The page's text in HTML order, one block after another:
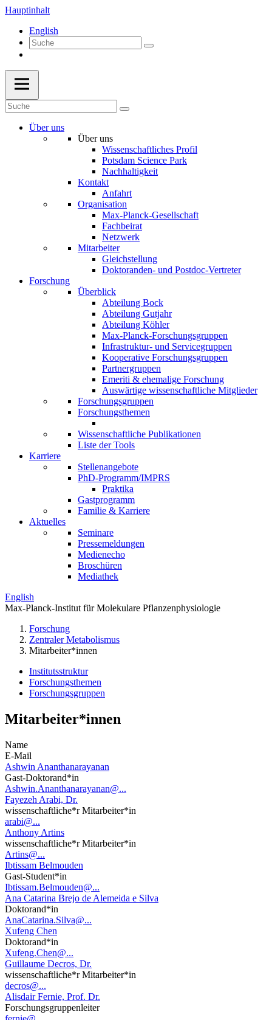
Hauptinhalt
English
Über uns
Über uns
Wissenschaftliches Profil
Potsdam Science Park
Nachhaltigkeit
Kontakt
Anfahrt
Organisation
Max-Planck-Gesellschaft
Fachbeirat
Netzwerk
Mitarbeiter
Gleichstellung
Doktoranden- und Postdoc-Vertreter
Forschung
Überblick
Abteilung Bock
Abteilung Gutjahr
Abteilung Köhler
Max-Planck-Forschungsgruppen
Infrastruktur- und Servicegruppen
Kooperative Forschungsgruppen
Partnergruppen
Emeriti & ehemalige Forschung
Auswärtige wissenschaftliche Mitglieder
Forschungsgruppen
Forschungsthemen
Wissenschaftliche Publikationen
Liste der Tools
Karriere
Stellenangebote
PhD-Programm/IMPRS
Praktika
Gastprogramm
Familie & Karriere
Aktuelles
Seminare
Pressemeldungen
Medienecho
Broschüren
Mediathek
English
Max-Planck-Institut für Molekulare Pflanzenphysiologie
Forschung
Zentraler Metabolismus
Mitarbeiter*innen
Institutsstruktur
Forschungsthemen
Forschungsgruppen
Mitarbeiter*innen
Name
E-Mail
Ashwin Ananthanarayanan
Gast-Doktorand*in
Ashwin.Ananthanarayanan@...
Fayezeh Arabi, Dr.
wissenschaftliche*r Mitarbeiter*in
arabi@...
Anthony Artins
wissenschaftliche*r Mitarbeiter*in
Artins@...
Ibtissam Belmouden
Gast-Student*in
Ibtissam.Belmouden@...
Ana Catarina Brejo de Alemeida e Silva
Doktorand*in
AnaCatarina.Silva@...
Xufeng Chen
Doktorand*in
Xufeng.Chen@...
Guillaume Decros, Dr.
wissenschaftliche*r Mitarbeiter*in
decros@...
Alisdair Fernie, Prof. Dr.
Forschungsgruppenleiter